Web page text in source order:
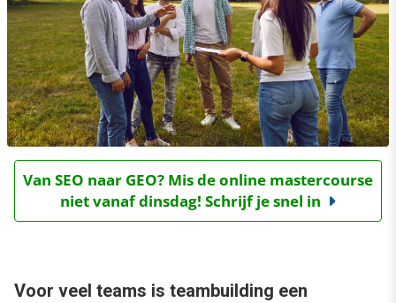
Van SEO naar GEO? Mis de online mastercourse
niet vanaf dinsdag! Schrijf je snel in
Voor veel teams is teambuilding een